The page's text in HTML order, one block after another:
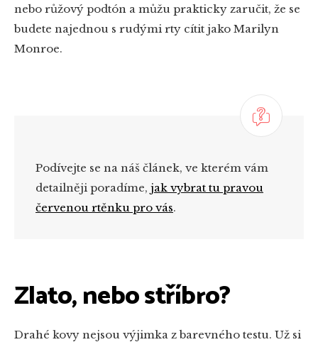
nebo růžový podtón a můžu prakticky zaručit, že se
budete najednou s rudými rty cítit jako Marilyn
Monroe.
Podívejte se na náš článek, ve kterém vám
detailněji poradíme, jak vybrat tu pravou
červenou rtěnku pro vás.
Zlato, nebo stříbro?
Drahé kovy nejsou výjimka z barevného testu. Už si